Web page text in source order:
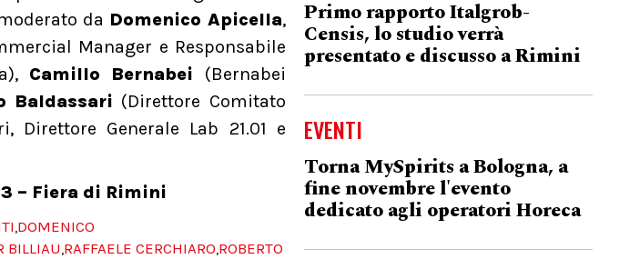
da Domenico Apicella,
Manager e Responsabile
Camillo Bernabei (Bernabei
Baldassari (Direttore Comitato
Direttore Generale Lab 21.01 e
– Fiera di Rimini
,DOMENICO
BILLIAU,RAFFAELE CERCHIARO,ROBERTO
Primo rapporto Italgrob-
Censis, lo studio verrà
presentato e discusso a Rimini
EVENTI
Torna MySpirits a Bologna, a
fine novembre l'evento
dedicato agli operatori Horeca